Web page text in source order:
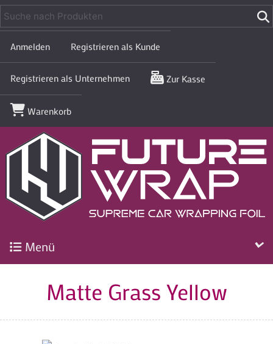
Anmelden Registrieren als Kunde
Registrieren als Unternehmen Zur Kasse
Warenkorb
Menü
Matte Grass Yellow